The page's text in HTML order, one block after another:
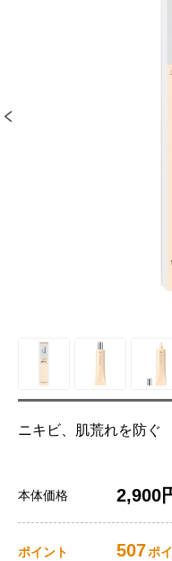
ニキビ、肌荒れを防ぐ
本体価格 2,900
ポイント 507ポ